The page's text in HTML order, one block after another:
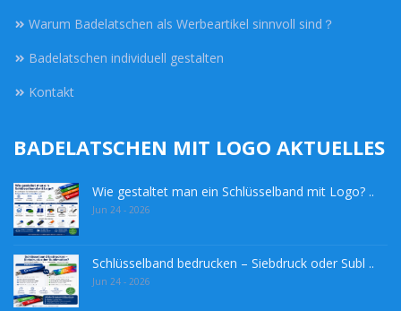
Warum Badelatschen als Werbeartikel sinnvoll sind？
Badelatschen individuell gestalten
Kontakt
BADELATSCHEN MIT LOGO AKTUELLES
Wie gestaltet man ein Schlüsselband mit Logo? ..
Jun 24 - 2026
Schlüsselband bedrucken – Siebdruck oder Subl ..
Jun 24 - 2026